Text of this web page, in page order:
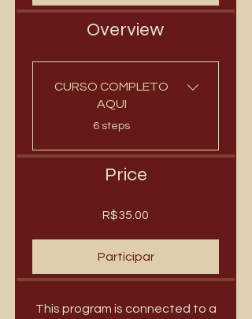
Overview
CURSO COMPLETO
AQUI
.
6 steps
Price
R$35.00
Participar
This program is connected to a